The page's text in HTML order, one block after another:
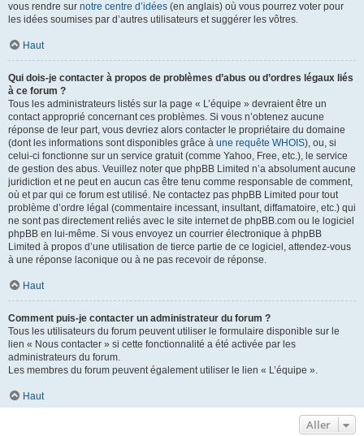
vous rendre sur notre centre d’idées (en anglais) où vous pourrez voter pour
les idées soumises par d’autres utilisateurs et suggérer les vôtres.
Haut
Qui dois-je contacter à propos de problèmes d’abus ou d’ordres légaux liés
à ce forum ?
Tous les administrateurs listés sur la page « L’équipe » devraient être un
contact approprié concernant ces problèmes. Si vous n’obtenez aucune
réponse de leur part, vous devriez alors contacter le propriétaire du domaine
(dont les informations sont disponibles grâce à une requête WHOIS), ou, si
celui-ci fonctionne sur un service gratuit (comme Yahoo, Free, etc.), le service
de gestion des abus. Veuillez noter que phpBB Limited n’a absolument aucune
juridiction et ne peut en aucun cas être tenu comme responsable de comment,
où et par qui ce forum est utilisé. Ne contactez pas phpBB Limited pour tout
problème d’ordre légal (commentaire incessant, insultant, diffamatoire, etc.) qui
ne sont pas directement reliés avec le site internet de phpBB.com ou le logiciel
phpBB en lui-même. Si vous envoyez un courrier électronique à phpBB
Limited à propos d’une utilisation de tierce partie de ce logiciel, attendez-vous
à une réponse laconique ou à ne pas recevoir de réponse.
Haut
Comment puis-je contacter un administrateur du forum ?
Tous les utilisateurs du forum peuvent utiliser le formulaire disponible sur le
lien « Nous contacter » si cette fonctionnalité a été activée par les
administrateurs du forum.
Les membres du forum peuvent également utiliser le lien « L’équipe ».
Haut
Aller